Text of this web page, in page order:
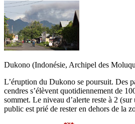
Dukono (Indonésie, Archipel des
L’éruption du Dukono se poursuit. Des
cendres s’élèvent quotidiennement de
sommet. Le niveau d’alerte reste à 2
public est prié de rester en dehors de la